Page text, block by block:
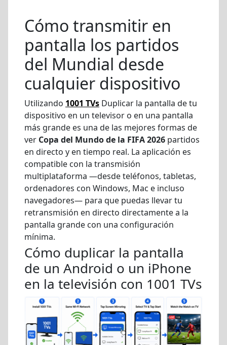
Cómo transmitir en
pantalla los partidos
del Mundial desde
cualquier dispositivo
Utilizando 1001 TVs Duplicar la pantalla de tu
dispositivo en un televisor o en una pantalla
más grande es una de las mejores formas de
ver Copa del Mundo de la FIFA 2026 partidos
en directo y en tiempo real. La aplicación es
compatible con la transmisión
multiplataforma —desde teléfonos, tabletas,
ordenadores con Windows, Mac e incluso
navegadores— para que puedas llevar tu
retransmisión en directo directamente a la
pantalla grande con una configuración
mínima.
Cómo duplicar la pantalla
de un Android o un iPhone
en la televisión con 1001 TVs